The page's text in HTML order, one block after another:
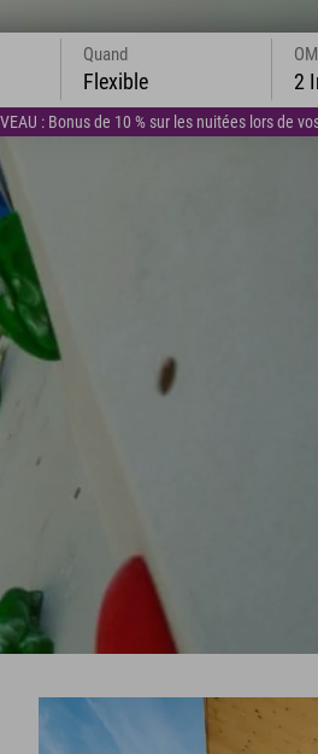
: Bonus de 10 % sur les nuitées lors de
Quand
Flexible 2